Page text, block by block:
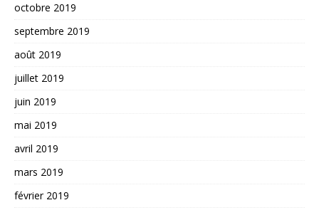
octobre 2019
septembre 2019
août 2019
juillet 2019
juin 2019
mai 2019
avril 2019
mars 2019
février 2019